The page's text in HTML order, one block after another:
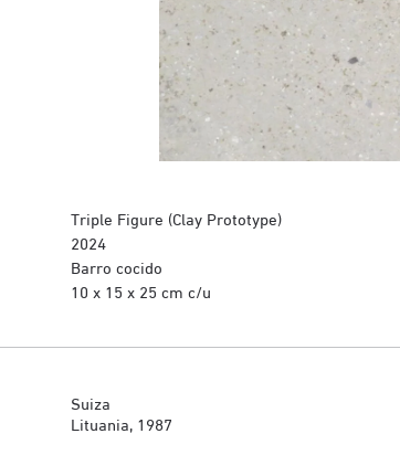
Triple Figure (Clay Prototype)
2024
Barro cocido
10 x 15 x 25 cm c/u
Suiza
Lituania, 1987